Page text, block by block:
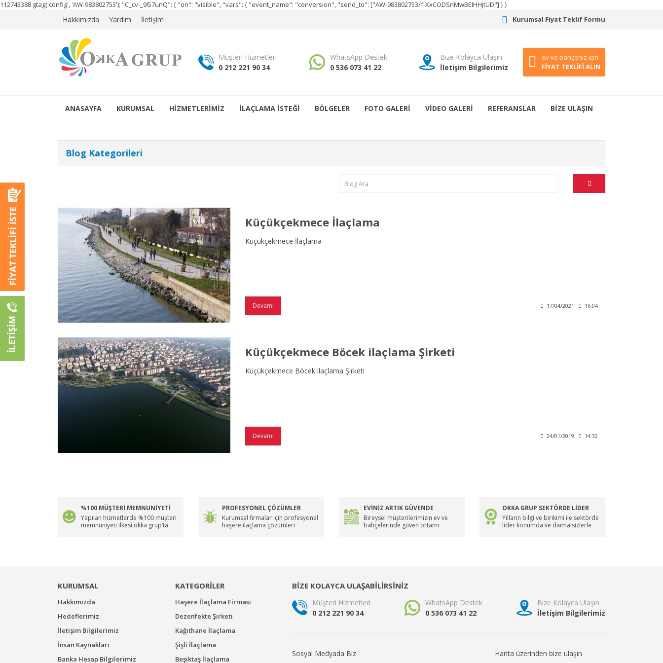
112743388 gtag('config', 'AW-983802753'); "C_cv-_9l57unQ": { "on": "visible", "vars": { "event_name": "conversion", "send_to": ["AW-983802753/f-XxCODSnMwBEIHHjtUD"] } }
Hakkımızda Yardım İletişim Kurumsal Fiyat Teklif Formu
Müşteri Hizmetleri
0 212 221 90 34
WhatsApp Destek
0 536 073 41 22
Bize Kolayca Ulaşın
İletişim Bilgilerimiz
ev ve bahçeniz için
FİYAT TEKLİFİ ALIN
ANASAYFA KURUMSAL HİZMETLERİMİZ İLAÇLAMA İSTEĞİ BÖLGELER FOTO GALERİ VİDEO GALERİ REFERANSLAR BİZE ULAŞIN
Blog Kategorileri
Küçükçekmece İlaçlama
Küçükçekmece İlaçlama
Devamı 17/04/2021 16:04
Küçükçekmece Böcek ilaçlama Şirketi
Küçükçekmece Böcek ilaçlama Şirketi
Devamı 24/01/2019 14:32
%100 MÜŞTERİ MEMNUNİYETİ
Yapılan hizmetlerde %100 müşteri
memnuniyeti ilkesi okka grup’ta
PROFESYONEL ÇÖZÜMLER
Kurumsal firmalar için profesyonel
haşere ilaçlama çözümleri
EVİNİZ ARTIK GÜVENDE
Bireysel müşterilerimizin ev ve
bahçelerinde güven ortamı
OKKA GRUP SEKTÖRDE LİDER
Yılların bilgi ve birikimi ile sektörde
lider konumda ve daima sizlerle
KURUMSAL
Hakkımızda
Hedeflerimiz
İletişim Bilgilerimiz
İnsan Kaynakları
Banka Hesap Bilgilerimiz
KATEGORİLER
Haşere İlaçlama Firması
Dezenfekte Şirketi
Kağıthane İlaçlama
Şişli İlaçlama
Beşiktaş İlaçlama
BİZE KOLAYCA ULAŞABİLİRSİNİZ
Müşteri Hizmetleri
0 212 221 90 34
WhatsApp Destek
0 536 073 41 22
Bize Kolayca Ulaşın
İletişim Bilgilerimiz
Sosyal Medyada Biz Harita üzerinden bize ulaşın